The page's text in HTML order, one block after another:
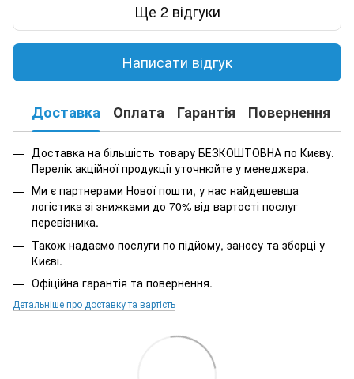
Ще 2 відгуки
Написати відгук
Доставка Оплата Гарантія Повернення
Доставка на більшість товару БЕЗКОШТОВНА по Києву.
Перелік акційної продукції уточнюйте у менеджера.
Ми є партнерами Нової пошти, у нас найдешевша
логістика зі знижками до 70% від вартості послуг
перевізника.
Також надаємо послуги по підйому, заносу та зборці у
Києві.
Офіційна гарантія та повернення.
Детальніше про доставку та вартість